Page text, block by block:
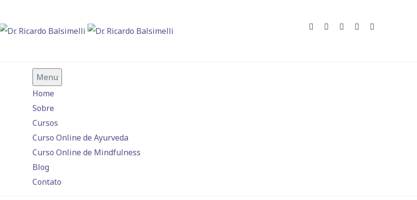
Menu
Home
Sobre
Cursos
Curso Online de Ayurveda
Curso Online de Mindfulness
Blog
Contato